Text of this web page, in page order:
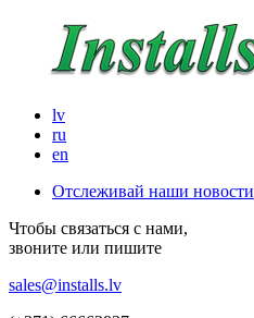
lv
ru
en
Отслеживай наши новости
Чтобы связаться с нами,
звоните или пишите
sales@installs.lv